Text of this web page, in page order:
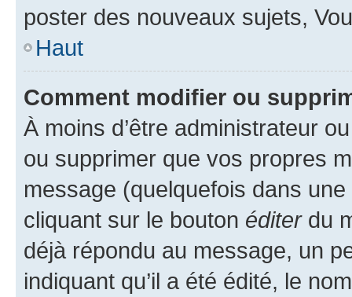
poster des nouveaux sujets,
Haut
Comment modifier ou
À moins d’être administrateur
ou supprimer que vos propres
message (quelquefois dans
cliquant sur le bouton éditerdu
déjà répondu au message, un
indiquant qu’il a été édité, le